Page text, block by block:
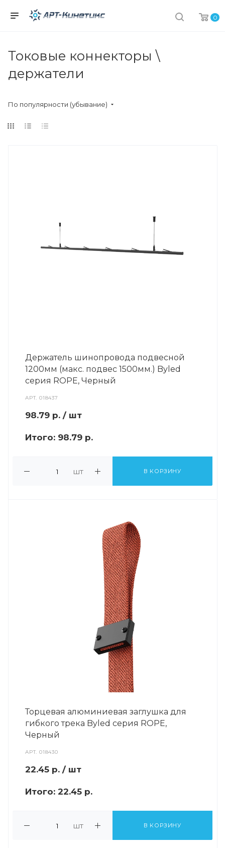
0
Токовые коннекторы \
держатели
По популярности (убывание)
Держатель шинопровода подвесной
1200мм (макс. подвес 1500мм.) Byled
серия ROPE, Черный
АРТ.018437
98.79 р. / шт
Итого: 98.79 р.
шт В КОРЗИНУ
Торцевая алюминиевая заглушка для
гибкого трека Byled серия ROPE,
Черный
АРТ.018430
22.45 р. / шт
Итого: 22.45 р.
шт В КОРЗИНУ